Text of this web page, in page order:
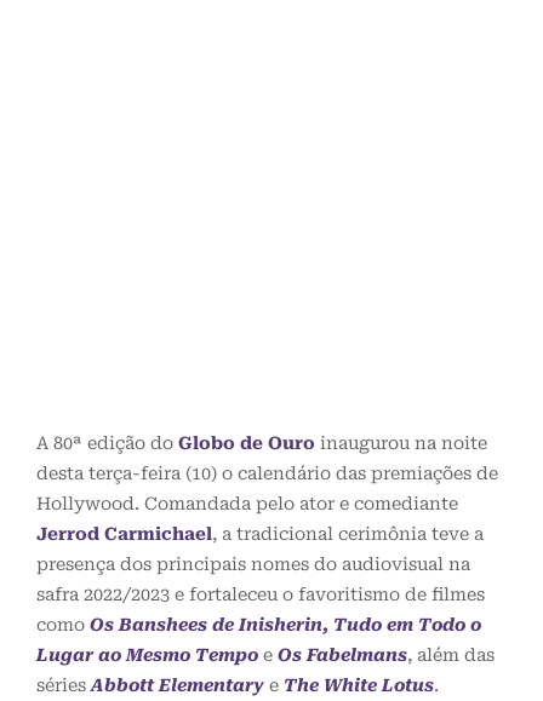
A 80ª edição do Globo de Ouro inaugurou na noite
desta terça-feira (10) o calendário das premiações de
Hollywood. Comandada pelo ator e comediante
Jerrod Carmichael, a tradicional cerimônia teve a
presença dos principais nomes do audiovisual na
safra 2022/2023 e fortaleceu o favoritismo de filmes
como Os Banshees de Inisherin, Tudo em Todo o
Lugar ao Mesmo Tempo e Os Fabelmans, além das
sériesAbbott Elementary e The White Lotus.